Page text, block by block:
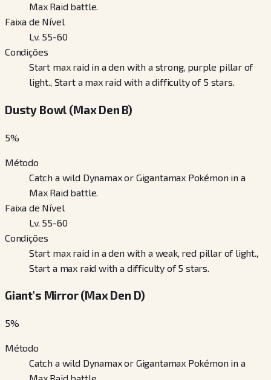
Max Raid battle.
Faixa de Nível
Lv. 55-60
Condições
Start max raid in a den with a strong, purple pillar of
light., Start a max raid with a difficulty of 5 stars.
Dusty Bowl (Max Den B)
5%
Método
Catch a wild Dynamax or Gigantamax Pokémon in a
Max Raid battle.
Faixa de Nível
Lv. 55-60
Condições
Start max raid in a den with a weak, red pillar of light.,
Start a max raid with a difficulty of 5 stars.
Giant's Mirror (Max Den D)
5%
Método
Catch a wild Dynamax or Gigantamax Pokémon in a